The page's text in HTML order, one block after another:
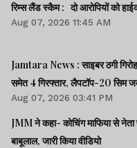
रिम्स लैंड स्कैम : दो आरोपियों को
Aug 07, 2026 11:45 AM
Jamtara News : साइबर ठगी
समेत 4 गिरफ्तार, लैपटॉप-20 सिम
Aug 07, 2026 03:41 PM
JMM ने कहा- कोचिंग माफिया से नेता
बाबूलाल, जारी किया वीडियो